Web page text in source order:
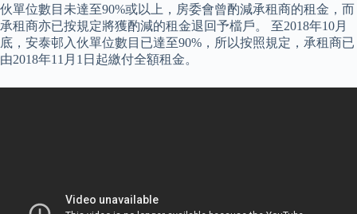
伙單位數目未達至90%或以上，房委會曾酌減承租商的租金，而
承租商亦已按規定將獲酌減的租金退回予檔戶。 至2018年10月
底，安泰邨入伙單位數目已達至90%，所以按照規定，承租商已
由2018年11月1日起繳付全額租金。